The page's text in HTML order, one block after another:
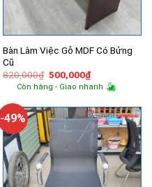
Bàn Làm Việc Gỗ MDF Có Bửng
Cũ
820,000₫ Giá
gốc
là:
500,000₫Giá
hiện
tại
500,000₫.
Còn hàng - Giao nhanh
-49%